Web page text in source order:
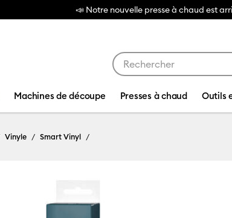
📣 Notre nouvelle presse à chaud est
Machines de découpe Presses à chaud Outils
Vinyle Smart Vinyl